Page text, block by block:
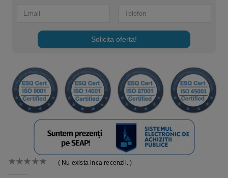
( Nu exista inca recenzii. )
Solicita oferta!